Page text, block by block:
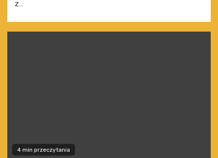
z...
4 min przeczytania